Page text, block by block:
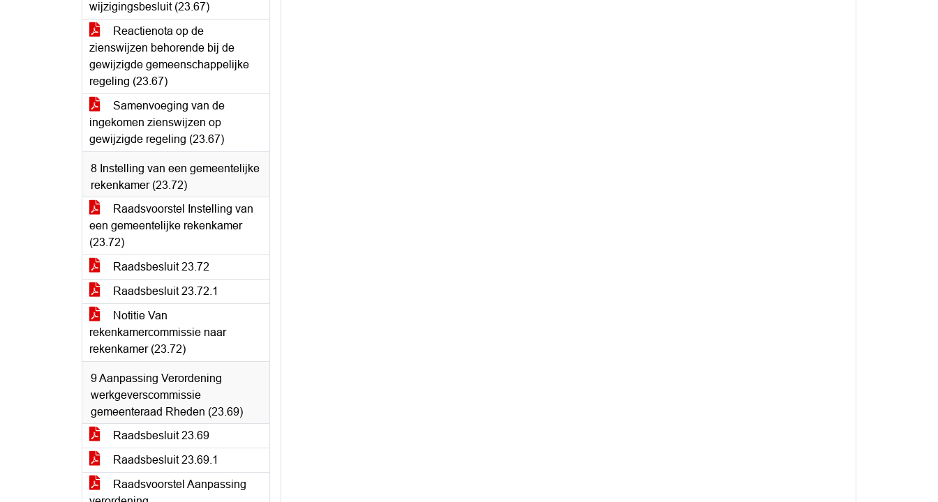
wijzigingsbesluit (23.67)
Reactienota op de
zienswijzen behorende bij de
gewijzigde gemeenschappelijke
regeling (23.67)
Samenvoeging van de
ingekomen zienswijzen op
gewijzigde regeling (23.67)
8 Instelling van een gemeentelijke
rekenkamer (23.72)
Raadsvoorstel Instelling van
een gemeentelijke rekenkamer
(23.72)
Raadsbesluit 23.72
Raadsbesluit 23.72.1
Notitie Van
rekenkamercommissie naar
rekenkamer (23.72)
9 Aanpassing Verordening
werkgeverscommissie
gemeenteraad Rheden (23.69)
Raadsbesluit 23.69
Raadsbesluit 23.69.1
Raadsvoorstel Aanpassing